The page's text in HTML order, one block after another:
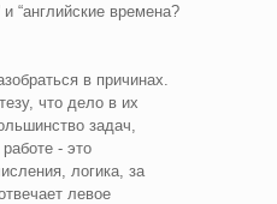
“английские времена?
в причинах.
что дело в их
задач,
- это
логика, за
левое